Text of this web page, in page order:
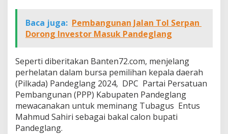
Baca juga: Pembangunan Jalan Tol Serpan
Dorong Investor Masuk Pandeglang
Seperti diberitakan Banten72.com, menjelang
perhelatan dalam bursa pemilihan kepala daerah
(Pilkada) Pandeglang 2024, DPC Partai Persatuan
Pembangunan (PPP) Kabupaten Pandeglang
mewacanakan untuk meminang Tubagus Entus
Mahmud Sahiri sebagai bakal calon bupati
Pandeglang.